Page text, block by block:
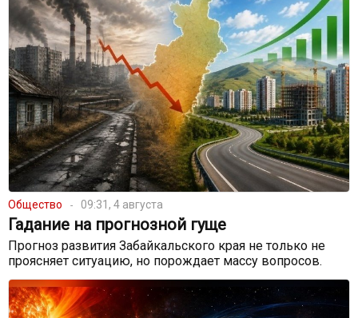
Общество 09:31, 4 августа
Гадание на прогнозной гуще
Прогноз развития Забайкальского края не только не
проясняет ситуацию, но порождает массу вопросов.